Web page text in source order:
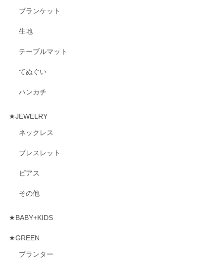
ブランケット
生地
テーブルマット
てぬぐい
ハンカチ
★JEWELRY
ネックレス
ブレスレット
ピアス
その他
★BABY+KIDS
★GREEN
プランター